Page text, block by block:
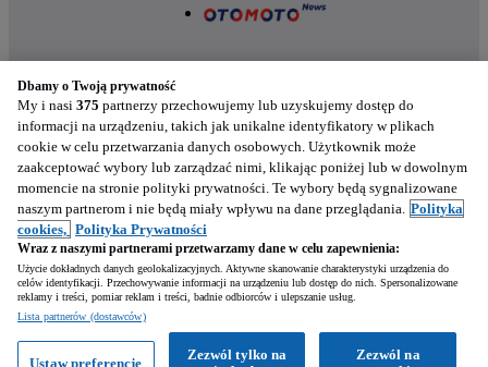
Napisz
Nasze aplikacje w twoim telefonie
Dbamy o Twoją prywatność
My i nasi 375 partnerzy przechowujemy lub uzyskujemy dostęp do
informacji na urządzeniu, takich jak unikalne identyfikatory w plikach
cookie w celu przetwarzania danych osobowych. Użytkownik może
zaakceptować wybory lub zarządzać nimi, klikając poniżej lub w dowolnym
momencie na stronie polityki prywatności. Te wybory będą sygnalizowane
naszym partnerom i nie będą miały wpływu na dane przeglądania. Polityka
cookies, Polityka Prywatności
Wraz z naszymi partnerami przetwarzamy dane w celu zapewnienia:
Użycie dokładnych danych geolokalizacyjnych. Aktywne skanowanie charakterystyki urządzenia do
celów identyfikacji. Przechowywanie informacji na urządzeniu lub dostęp do nich. Spersonalizowane
reklamy i treści, pomiar reklam i treści, badnie odbiorców i ulepszanie usług.
Lista partnerów (dostawców)
Zezwól na
Zezwól tylko na
Ustaw preferencje